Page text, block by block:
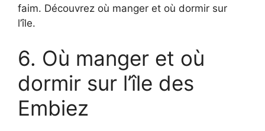
faim. Découvrez où manger et où dormir sur
l’île.
6. Où manger et où
dormir sur l’île des
Embiez